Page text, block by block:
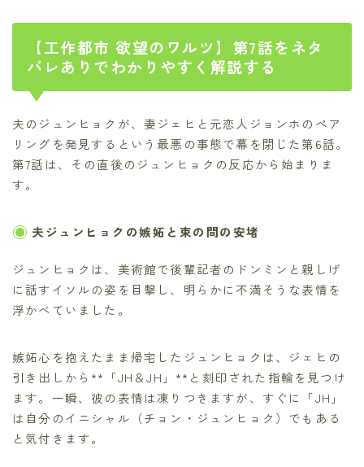
【工作都市 欲望のワルツ】第7話をネタ
バレありでわかりやすく解説する
夫のジュンヒョクが、妻ジェヒと元恋人ジョンホのペア
リングを発見するという最悪の事態で幕を閉じた第6話。
第7話は、その直後のジュンヒョクの反応から始まりま
す。
夫ジュンヒョクの嫉妬と束の間の安堵
ジュンヒョクは、美術館で後輩記者のドンミンと親しげ
に話すイソルの姿を目撃し、明らかに不満そうな表情を
浮かべていました。
嫉妬心を抱えたまま帰宅したジュンヒョクは、ジェヒの
引き出しから**「JH＆JH」**と刻印された指輪を見つけ
ます。一瞬、彼の表情は凍りつきますが、すぐに「JH」
は自分のイニシャル（チョン・ジュンヒョク）でもある
と気付きます。